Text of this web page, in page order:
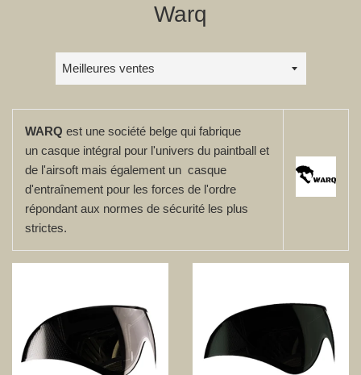
Warq
Trier
WARQ est une société belge qui fabrique
un casque intégral pour l'univers du paintball et
de l'airsoft mais également un casque
d'entraînement pour les forces de l'ordre
répondant aux normes de sécurité les plus
strictes.